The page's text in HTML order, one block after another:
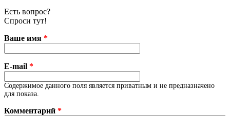
Есть вопрос?
Спроси тут!
Ваше имя *
E-mail *
Содержимое данного поля является приватным и не предназначено
для показа.
Комментарий *